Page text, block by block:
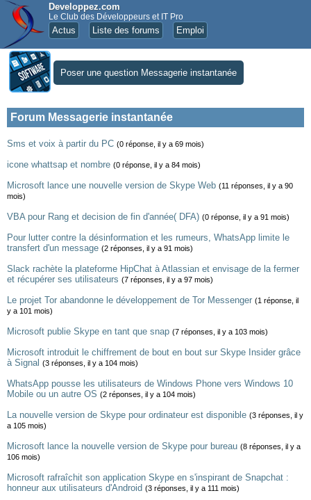
Developpez.com
Le Club des Développeurs et IT Pro
Actus Liste des forums Emploi
Poser une question Messagerie instantanée
Forum Messagerie instantanée
Sms et voix à partir du PC (0 réponse, il y a 69 mois)
icone whattsap et nombre (0 réponse, il y a 84 mois)
Microsoft lance une nouvelle version de Skype Web (11 réponses, il y a 90
mois)
VBA pour Rang et decision de fin d'année( DFA) (0 réponse, il y a 91 mois)
Pour lutter contre la désinformation et les rumeurs, WhatsApp limite le
transfert d'un message (2 réponses, il y a 91 mois)
Slack rachète la plateforme HipChat à Atlassian et envisage de la fermer
et récupérer ses utilisateurs (7 réponses, il y a 97 mois)
Le projet Tor abandonne le développement de Tor Messenger (1 réponse, il
y a 101 mois)
Microsoft publie Skype en tant que snap (7 réponses, il y a 103 mois)
Microsoft introduit le chiffrement de bout en bout sur Skype Insider grâce
à Signal (3 réponses, il y a 104 mois)
WhatsApp pousse les utilisateurs de Windows Phone vers Windows 10
Mobile ou un autre OS (2 réponses, il y a 104 mois)
La nouvelle version de Skype pour ordinateur est disponible (3 réponses, il y
a 105 mois)
Microsoft lance la nouvelle version de Skype pour bureau (8 réponses, il y a
106 mois)
Microsoft rafraîchit son application Skype en s'inspirant de Snapchat :
honneur aux utilisateurs d'Android (3 réponses, il y a 111 mois)